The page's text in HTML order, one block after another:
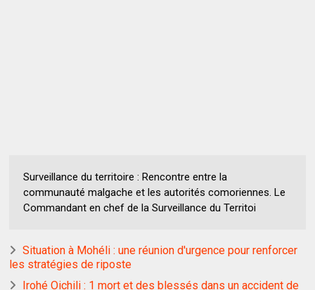
Surveillance du territoire : Rencontre entre la
communauté malgache et les autorités comoriennes. Le
Commandant en chef de la Surveillance du Territoi
Situation à Mohéli : une réunion d'urgence pour renforcer
les stratégies de riposte
Irohé Oichili : 1 mort et des blessés dans un accident de